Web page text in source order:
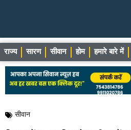
राज्य सारण सीवान होम हमारे बारे में
सीवान